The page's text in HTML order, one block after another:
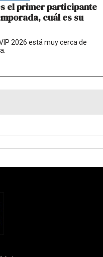
el primer participante
cuál es su
2026 está muy cerca de